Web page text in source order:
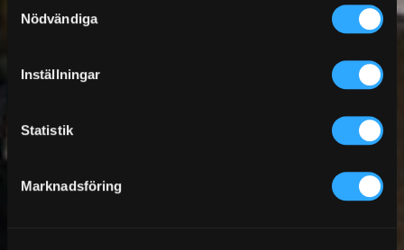
att få personanpassat innehåll. Välj “Visa detaljer” för att
få mer information och för att administrera dina alternativ.
information i vår
Nödvändiga
Inställningar
Statistik
Marknadsföring